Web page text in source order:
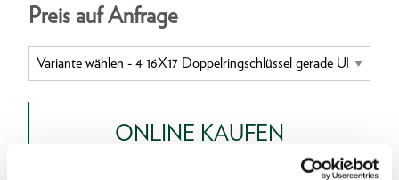
Preis auf Anfrage
ONLINE KAUFEN